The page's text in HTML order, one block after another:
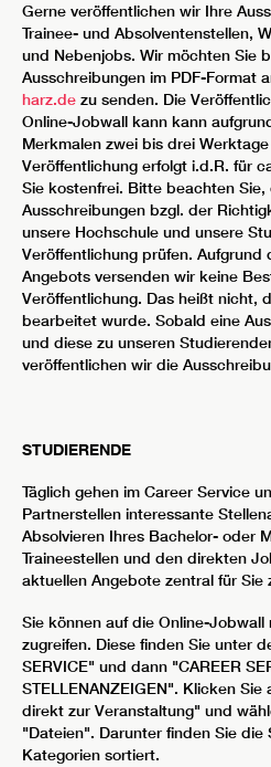
Gerne veröffentlichen wir Ihre
Trainee- und Absolventenstellen,
und Nebenjobs. Wir möchten Sie
Ausschreibungen im PDF-Format
harz.de zu senden. Die
Online-Jobwall kann kann
Merkmalen zwei bis drei
Veröffentlichung erfolgt i.d.R. für
Sie kostenfrei. Bitte beachten Sie,
Ausschreibungen bzgl. der
unsere Hochschule und unsere
Veröffentlichung prüfen. Aufgrund
Angebots versenden wir keine
Veröffentlichung. Das heißt nicht,
bearbeitet wurde. Sobald eine
und diese zu unseren
veröffentlichen wir die
STUDIERENDE
Täglich gehen im Career Service
Partnerstellen interessante
Absolvieren Ihres Bachelor- oder
Traineestellen und den direkten
aktuellen Angebote zentral für Sie
Sie können auf die Online-
zugreifen. Diese finden Sie unter
SERVICE" und dann "CAREER
STELLENANZEIGEN". Klicken
direkt zur Veranstaltung" und
"Dateien". Darunter finden Sie die
Kategorien sortiert.